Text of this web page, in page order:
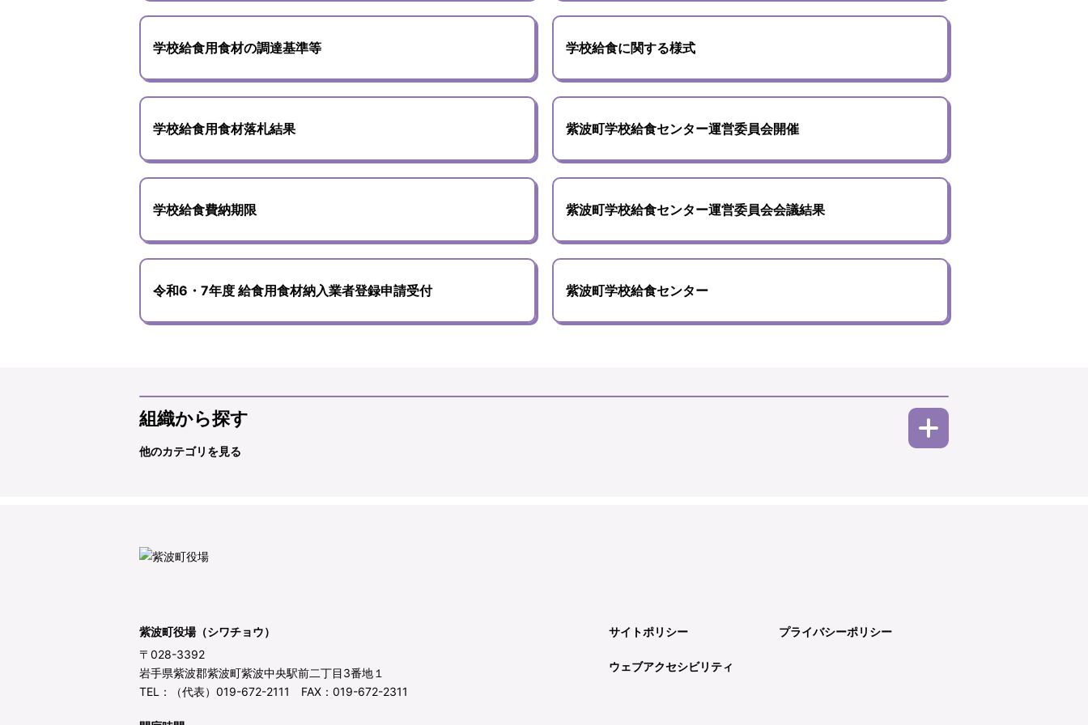
学校給食用食材の調達基準等 学校給食に関する様式
学校給食用食材落札結果 紫波町学校給食センター運営委員会開催
学校給食費納期限 紫波町学校給食センター運営委員会会議結果
令和6・7年度 給食用食材納入業者登録申請受付 紫波町学校給食センター
組織から探す
他のカテゴリを見る
紫波町役場（シワチョウ）
〒028-3392
岩手県紫波郡紫波町紫波中央駅前二丁目3番地１
TEL：（代表）019-672-2111 FAX：019-672-2311
サイトポリシー プライバシーポリシー
ウェブアクセシビリティ